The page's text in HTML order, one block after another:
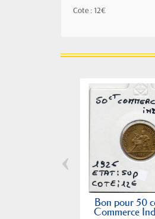
Cote : 12€
Bon pour 50
Commerce
‹